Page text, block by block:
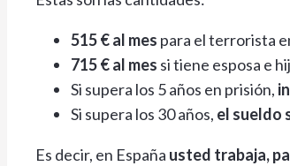
515 € al mes para el terrorista
715 € al mes si tiene esposa e
Si supera los 5 años en prisión,
Si supera los 30 años, el sueldo
Es decir, en España usted trabaja,